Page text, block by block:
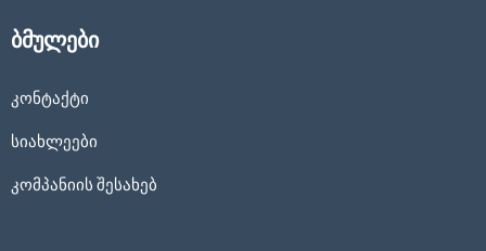
ბმულები
კონტაქტი
სიახლეები
კომპანიის შესახებ